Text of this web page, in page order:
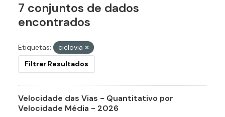
7 conjuntos de dados
encontrados
Etiquetas:
ciclovia
Filtrar Resultados
Velocidade das Vias - Quantitativo por
Velocidade Média - 2026